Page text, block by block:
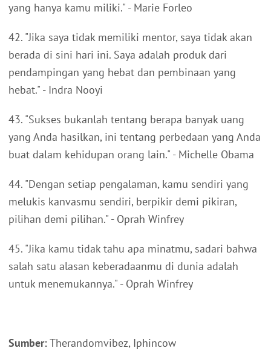
yang hanya kamu miliki." - Marie Forleo
42. "Jika saya tidak memiliki mentor, saya tidak akan
berada di sini hari ini. Saya adalah produk dari
pendampingan yang hebat dan pembinaan yang
hebat." - Indra Nooyi
43. "Sukses bukanlah tentang berapa banyak uang
yang Anda hasilkan, ini tentang perbedaan yang Anda
buat dalam kehidupan orang lain." - Michelle Obama
44. "Dengan setiap pengalaman, kamu sendiri yang
melukis kanvasmu sendiri, berpikir demi pikiran,
pilihan demi pilihan." - Oprah Winfrey
45. "Jika kamu tidak tahu apa minatmu, sadari bahwa
salah satu alasan keberadaanmu di dunia adalah
untuk menemukannya." - Oprah Winfrey
Sumber:Therandomvibez, Iphincow